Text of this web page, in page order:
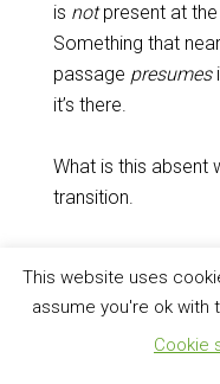
is notpresent at the
Something that
passage presumes
it’s there.
What is this absent
transition.
all to link it, divide
verse. This
Paul is not
This website uses
assume you're ok with
Cookie